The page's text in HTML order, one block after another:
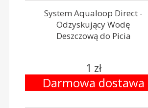
System Aqualoop Direct -
Odzyskujący Wodę
Deszczową do Picia
1 zł
Darmowa dostawa